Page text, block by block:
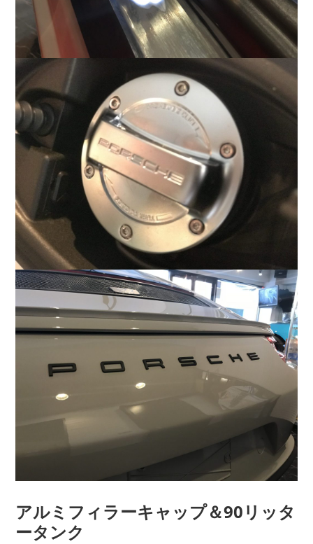
アルミフィラーキャップ＆90リッタ
ータンク